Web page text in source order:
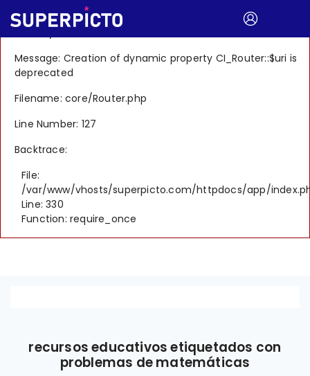
A PHP Error was encountered
Message: Creation of dynamic property CI_Router::$uri is
deprecated
Filename: core/Router.php
Line Number: 127
Backtrace:
File:
/var/www/vhosts/superpicto.com/httpdocs/app/
Line: 330
Function: require_once
recursos educativos etiquetados con
problemas de matemáticas